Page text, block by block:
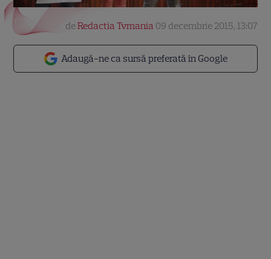
Adaugă-ne ca sursă preferată în Google
deRedactia Tvmania 09 decembrie 2015, 13:07